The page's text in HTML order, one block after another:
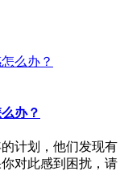
办？
计划，他们发现有
对此感到困扰，请